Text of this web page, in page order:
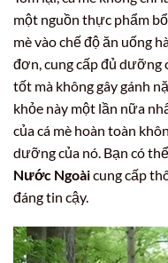
một nguồn thực phẩm
mè vào chế độ ăn uống
đơn, cung cấp đủ dưỡng
tốt mà không gây gánh
khỏe này một lần nữa
của cá mè hoàn toàn
dưỡng của nó. Bạn có
Nước Ngoàicung cấp
đáng tin cậy.